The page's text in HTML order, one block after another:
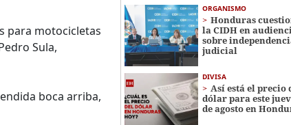
para motocicletas
Sula,
boca arriba,
ORGANISMO
Honduras
la CIDH en
sobre
judicial
DIVISA
Así está el precio
dólar para este
de agosto en